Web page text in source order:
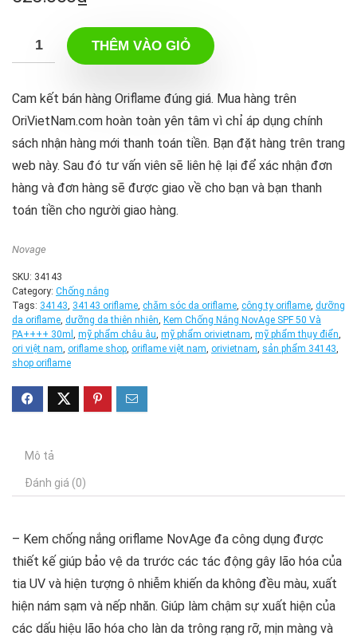
THÊM VÀO GIỎ
Cam kết bán hàng Oriflame đúng giá. Mua hàng trên
OriVietNam.com hoàn toàn yên tâm vì chỉ áp dụng chính
sách nhận hàng mới thanh toán tiền. Bạn đặt hàng trên trang
web này. Sau đó tư vấn viên sẽ liên hệ lại để xác nhận đơn
hàng và đơn hàng sẽ được giao về cho bạn và bạn thanh
toán tiền cho người giao hàng.
Novage
SKU: 34143
Category: Chống nắng
Tags: 34143, 34143 oriflame, chăm sóc da oriflame, công ty oriflame, dưỡng
da oriflame, dưỡng da thiên nhiên, Kem Chống Nắng NovAge SPF 50 Và
PA++++ 30ml , mỹ phẩm châu âu, mỹ phẩm orivietnam, mỹ phẩm thụy điển,
ori việt nam, oriflame shop, oriflame việt nam, orivietnam, sản phẩm 34143,
shop oriflame
Mô tả
Đánh giá (0)
– Kem chống nắng oriflame NovAge đa công dụng được
thiết kế giúp bảo vệ da trước các tác động gây lão hóa của
tia UV và hiện tượng ô nhiễm khiến da không đều màu, xuất
hiện nám sạm và nếp nhăn. Giúp làm chậm sự xuất hiện của
các dấu hiệu lão hóa cho làn da trông rạng rỡ, mịn màng và